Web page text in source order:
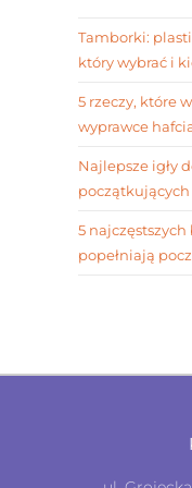
Tamborki:
który wybrać i
5 rzeczy, które
wyprawce
Najlepsze igły
5 najczęstszych
popełniają